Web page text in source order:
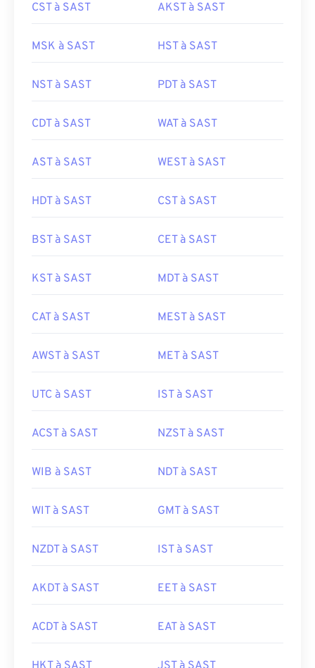
CST à SAST AKST à SAST
MSK à SAST HST à SAST
NST à SAST PDT à SAST
CDT à SAST WAT à SAST
AST à SAST WEST à SAST
HDT à SAST CST à SAST
BST à SAST CET à SAST
KST à SAST MDT à SAST
CAT à SAST MEST à SAST
AWST à SAST MET à SAST
UTC à SAST IST à SAST
ACST à SAST NZST à SAST
WIB à SAST NDT à SAST
WIT à SAST GMT à SAST
NZDT à SAST IST à SAST
AKDT à SAST EET à SAST
ACDT à SAST EAT à SAST